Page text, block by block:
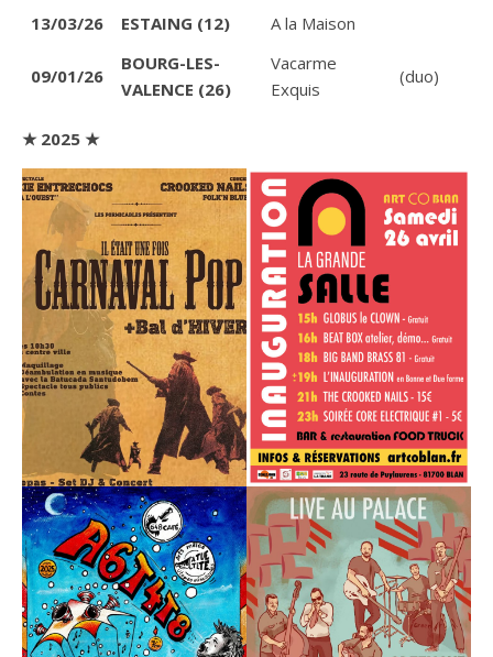
13/03/26 ESTAING (12) A la Maison
09/01/26
BOURG-LES-
VALENCE (26)
Vacarme
Exquis
(duo)
★ 2025 ★